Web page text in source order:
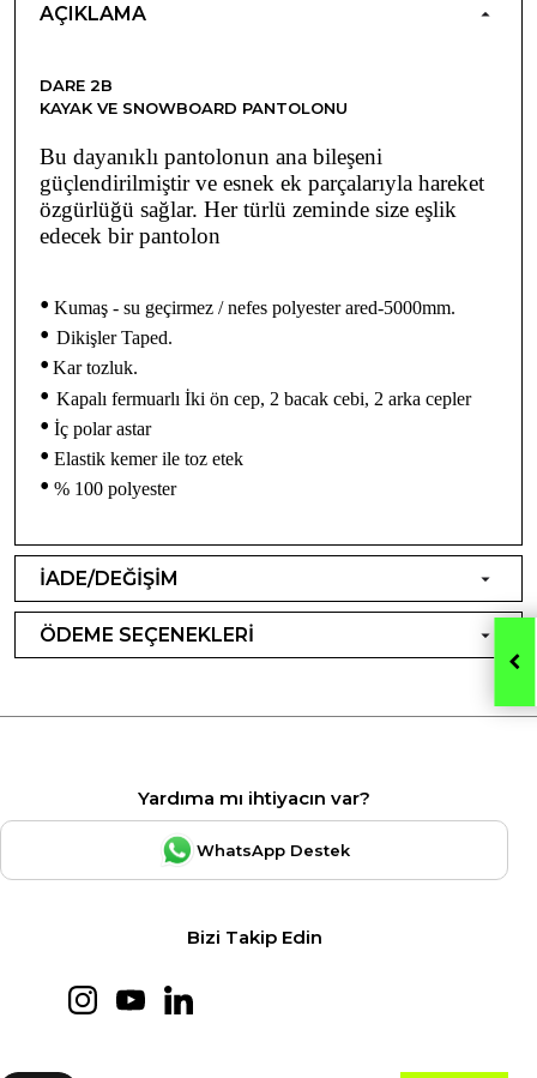
AÇIKLAMA
DARE 2B
KAYAK VE SNOWBOARD PANTOLONU
Bu dayanıklı pantolonun ana bileşeni
güçlendirilmiştir ve esnek ek parçalarıyla hareket
özgürlüğü sağlar. Her türlü zeminde size eşlik
edecek bir pantolon
• Kumaş - su geçirmez / nefes polyester ared-5000mm.
• Dikişler Taped.
• Kar tozluk.
• Kapalı fermuarlı İki ön cep, 2 bacak cebi, 2 arka cepler
• İç polar astar
• Elastik kemer ile toz etek
• % 100 polyester
İADE/DEĞİŞİM
ÖDEME SEÇENEKLERİ
Yardıma mı ihtiyacın var?
WhatsApp Destek
Bizi Takip Edin